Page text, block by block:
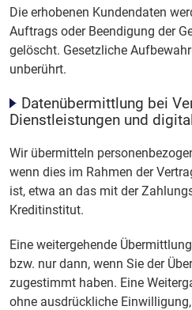
Die erhobenen Kundendaten
Auftrags oder Beendigung der
gelöscht. Gesetzliche
unberührt.
Datenübermittlung bei
Dienstleistungen und
Wir übermitteln
wenn dies im Rahmen der
ist, etwa an das mit der
Kreditinstitut.
Eine weitergehende
bzw. nur dann, wenn Sie der
zugestimmt haben. Eine
ohne ausdrückliche